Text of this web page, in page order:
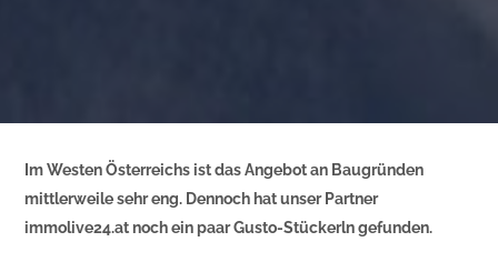
Im Westen Österreichs ist das Angebot an Baugründen
mittlerweile sehr eng. Dennoch hat unser Partner
immolive24.at noch ein paar Gusto-Stückerln gefunden.